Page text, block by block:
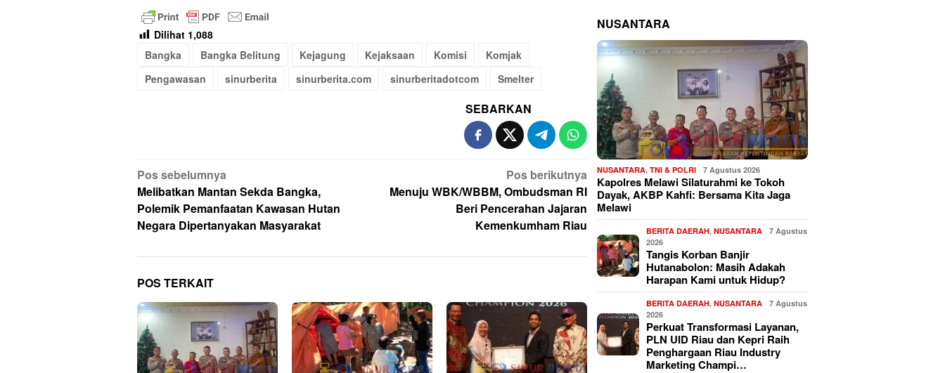
Dilihat 1,088
Bangka
Bangka Belitung Kejagung Kejaksaan Komisi
Komjak
Pengawasan
sinurberita sinurberita.com sinurberitadotcom Smelter
SEBARKAN
Navigasi
pos
Pos sebelumnya
Melibatkan Mantan Sekda Bangka,
Polemik Pemanfaatan Kawasan Hutan
Negara Dipertanyakan Masyarakat
Pos berikutnya
Menuju WBK/WBBM, Ombudsman RI
Beri Pencerahan Jajaran
Kemenkumham Riau
POS TERKAIT
NUSANTARA
NUSANTARA,TNI & POLRI 7 Agustus 2026
Kapolres Melawi Silaturahmi ke Tokoh
Dayak, AKBP Kahfi: Bersama Kita Jaga
Melawi
BERITA DAERAH,NUSANTARA
7 Agustus
2026
Tangis Korban Banjir
Hutanabolon: Masih Adakah
Harapan Kami untuk Hidup?
BERITA DAERAH,NUSANTARA
7 Agustus
2026
Perkuat Transformasi Layanan,
PLN UID Riau dan Kepri Raih
Penghargaan Riau Industry
Marketing Champi…